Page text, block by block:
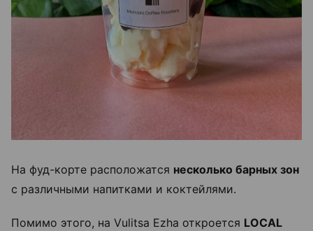
На фуд-корте расположатся несколько барных зон
с различными напитками и коктейлями.
Помимо этого, на Vulitsa Ezha откроется LOCAL